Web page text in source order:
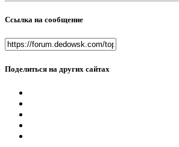
Ссылка на сообщение
Поделиться на других сайтах